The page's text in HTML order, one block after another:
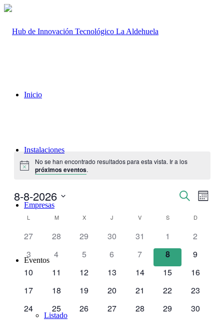
Inicio
Instalaciones
Empresas
Eventos
Listado
Aviso
No se han encontrado resultados para esta vista. Ir a los
próximos eventos.
búsqueda
vistas
de
Eventos
Buscar
de
Mes
8-8-2026
Seleccionar
fecha.
Calendario
de
L Mmartes Xmiércoles J V Ssábado Ddomingo
27 28 29 30 31 1
2
3
4 5 6 7 8
9
10
11 12 13 14 15
16
17
18 19 20 21 22
23
24
25 26 27 28 29
30